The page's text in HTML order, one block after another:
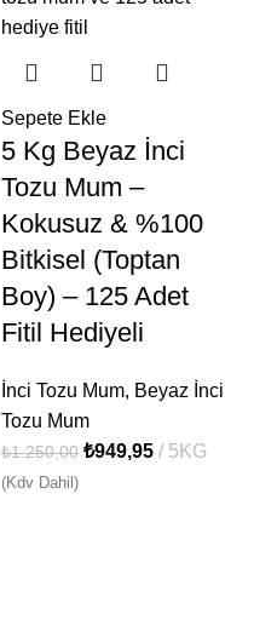
Sepete Ekle
5 Kg Beyaz İnci
Tozu Mum –
Kokusuz & %100
Bitkisel (Toptan
Boy) – 125 Adet
Fitil Hediyeli
İnci Tozu Mum, Beyaz İnci
Tozu Mum
₺1.250,00 ₺949,95 5KG
(Kdv Dahil)